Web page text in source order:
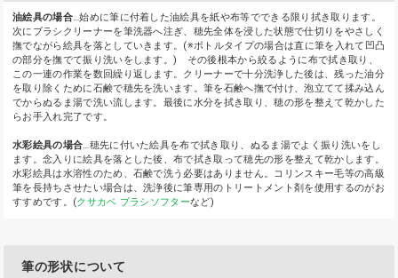
油絵具の場合…始めに筆に付着した油絵具を紙や布等でできる限り拭き取ります。
次にブラシクリーナーを筆洗器へ注ぎ、穂先全体を浸した状態で仕切りをやさしく
撫でながら絵具を落としていきます。(※ボトルタイプの場合は直に筆を入れて凹凸
の部分を撫でて振り洗いをします。) その後根本から絞るように布で拭き取り、
この一連の作業を数回繰り返します。クリーナーで十分洗浄した後は、残った油分
を取り除くために石鹸で穂先を洗います。筆を石鹸へ撫で付け、泡立てて揉み込ん
でからぬるま湯で洗い流します。最後に水分を拭き取り、穂の形を整えて乾かした
らお手入れ完了です。
水彩絵具の場合…穂先に付いた絵具を布で拭き取り、ぬるま湯でよく振り洗いをし
ます。念入りに絵具を落とした後、布で拭き取って穂先の形を整えて乾かします。
水彩絵具は水溶性のため、石鹸で洗う必要はありません。コリンスキー毛等の高級
筆を長持ちさせたい場合は、洗浄後に筆専用のトリートメント剤を使用するのがお
すすめです。(クサカベ ブラシソフターなど)
筆の形状について